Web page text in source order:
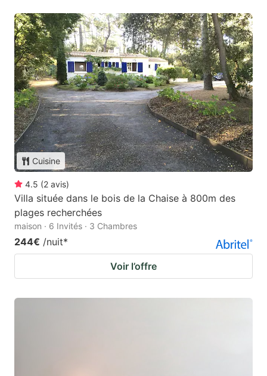
Cuisine
4.5 (2 avis)
Villa située dans le bois de la Chaise à 800m des
plages recherchées
maison · 6 Invités · 3 Chambres
244€ /nuit*
Voir l’offre